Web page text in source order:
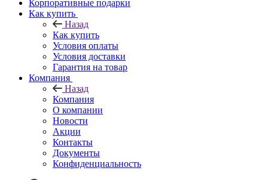
Корпоративные подарки
Как купить
Назад
Как купить
Условия оплаты
Условия доставки
Гарантия на товар
Компания
Назад
Компания
О компании
Новости
Акции
Контакты
Документы
Конфиденциальность